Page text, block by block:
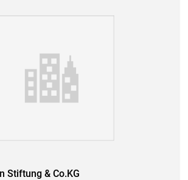
Stiftung & Co.KG